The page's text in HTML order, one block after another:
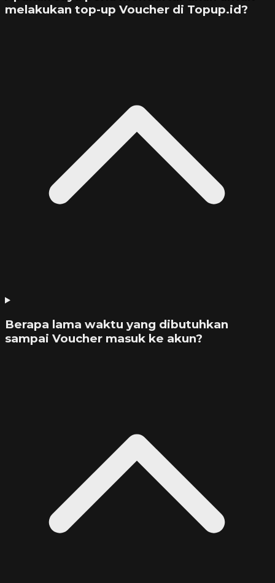
melakukan top-up Voucher di Topup.id?
Berapa lama waktu yang dibutuhkan
sampai Voucher masuk ke akun?